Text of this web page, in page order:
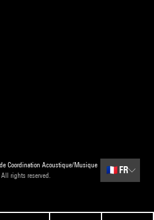
Coordination Acoustique/Musique
rights reserved.
🇫🇷 FR